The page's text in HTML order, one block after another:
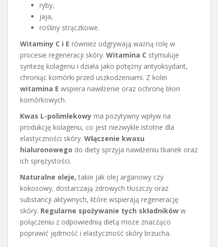
ryby,
jaja,
rośliny strączkowe.
Witaminy C i E również odgrywają ważną rolę w
procesie regeneracji skóry. Witamina C stymuluje
syntezę kolagenu i działa jako potężny antyoksydant,
chroniąc komórki przed uszkodzeniami. Z kolei
witamina E wspiera nawilżenie oraz ochronę błon
komórkowych.
Kwas L-polimlekowy ma pozytywny wpływ na
produkcję kolagenu, co jest niezwykle istotne dla
elastyczności skóry. Włączenie kwasu
hialuronowego do diety sprzyja nawilżeniu tkanek oraz
ich sprężystości.
Naturalne oleje, takie jak olej arganowy czy
kokosowy, dostarczają zdrowych tłuszczy oraz
substancji aktywnych, które wspierają regenerację
skóry. Regularne spożywanie tych składników w
połączeniu z odpowiednią dietą może znacząco
poprawić jędrność i elastyczność skóry brzucha.